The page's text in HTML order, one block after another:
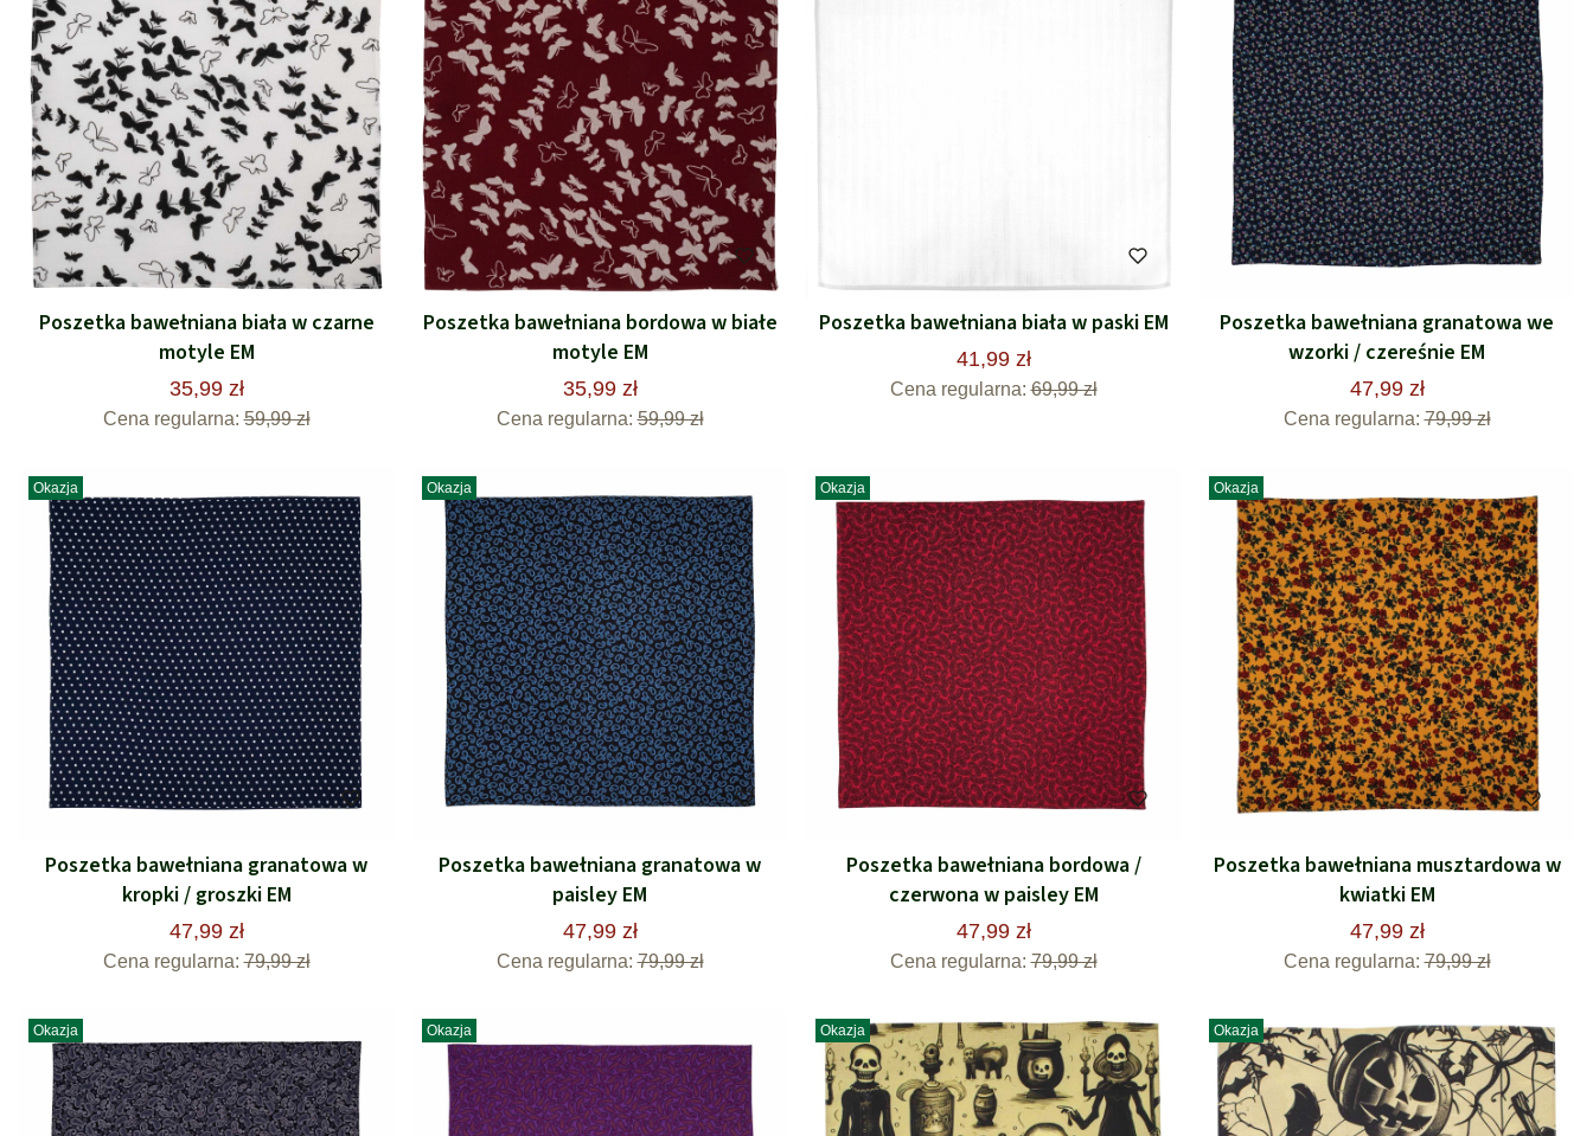
Poszetka bawełniana biała w czarne
motyle EM
35,99 zł
Cena regularna: 59,99 zł
Poszetka bawełniana bordowa w białe
motyle EM
35,99 zł
Cena regularna: 59,99 zł
Poszetka bawełniana biała w paski EM
41,99 zł
Cena regularna: 69,99 zł
Poszetka bawełniana granatowa we
wzorki / czereśnie EM
47,99 zł
Cena regularna: 79,99 zł
Okazja
Poszetka bawełniana granatowa w
kropki / groszki EM
47,99 zł
Cena regularna: 79,99 zł
Okazja
Poszetka bawełniana granatowa w
paisley EM
47,99 zł
Cena regularna: 79,99 zł
Okazja
Poszetka bawełniana bordowa /
czerwona w paisley EM
47,99 zł
Cena regularna: 79,99 zł
Okazja
Poszetka bawełniana musztardowa w
kwiatki EM
47,99 zł
Cena regularna: 79,99 zł
Okazja Okazja Okazja Okazja